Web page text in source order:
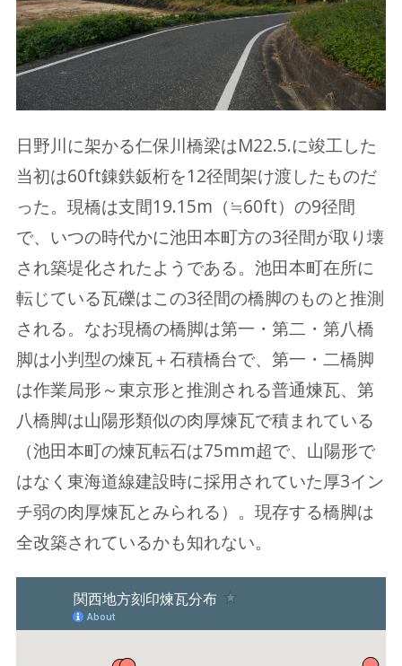
日野川に架かる仁保川橋梁はM22.5.に竣工した
当初は60ft錬鉄鈑桁を12径間架け渡したものだ
った。現橋は支間19.15m（≒60ft）の9径間
で、いつの時代かに池田本町方の3径間が取り壊
され築堤化されたようである。池田本町在所に
転じている瓦礫はこの3径間の橋脚のものと推測
される。なお現橋の橋脚は第一・第二・第八橋
脚は小判型の煉瓦＋石積橋台で、第一・二橋脚
は作業局形～東京形と推測される普通煉瓦、第
八橋脚は山陽形類似の肉厚煉瓦で積まれている
（池田本町の煉瓦転石は75mm超で、山陽形で
はなく東海道線建設時に採用されていた厚3イン
チ弱の肉厚煉瓦とみられる）。現存する橋脚は
全改築されているかも知れない。